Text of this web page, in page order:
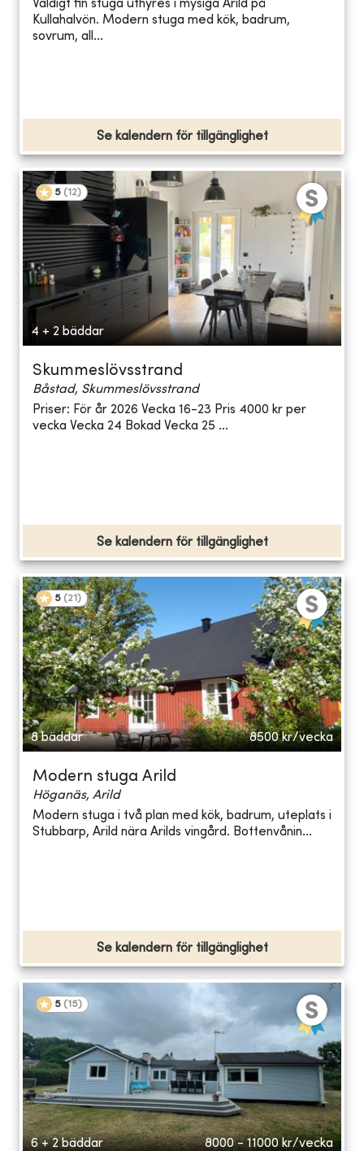
Väldigt fin stuga uthyres i mysiga Arild på
Kullahalvön. Modern stuga med kök, badrum,
sovrum, all...
Se kalendern för tillgänglighet
5 (12)
4 + 2 bäddar
Skummeslövsstrand
Båstad, Skummeslövsstrand
Priser: För år 2026 Vecka 16-23 Pris 4000 kr per
vecka Vecka 24 Bokad Vecka 25 ...
Se kalendern för tillgänglighet
5 (21 )
8 bäddar 8500 kr/vecka
Modern stuga Arild
Höganäs, Arild
Modern stuga i två plan med kök, badrum, uteplats i
Stubbarp, Arild nära Arilds vingård. Bottenvånin...
Se kalendern för tillgänglighet
5 (15)
6 + 2 bäddar 8000 - 11000 kr/vecka